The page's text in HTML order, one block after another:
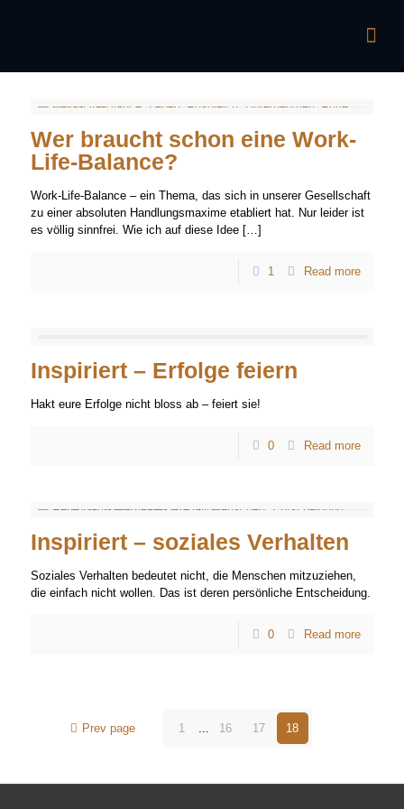
Wer braucht schon eine Work-
Life-Balance?
Work-Life-Balance – ein Thema, das sich in unserer Gesellschaft
zu einer absoluten Handlungsmaxime etabliert hat. Nur leider ist
es völlig sinnfrei. Wie ich auf diese Idee[…]
1 Read more
Inspiriert – Erfolge feiern
Hakt eure Erfolge nicht bloss ab – feiert sie!
0 Read more
Inspiriert – soziales Verhalten
Soziales Verhalten bedeutet nicht, die Menschen mitzuziehen,
die einfach nicht wollen. Das ist deren persönliche Entscheidung.
0 Read more
Prev page 1 ... 16 17 18